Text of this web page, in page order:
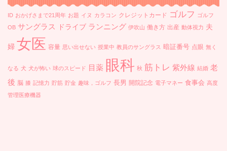
ID おかげさまで21周年 お題 イヌ カラコン クレジットカード ゴルフ ゴルフ
OB サングラス ドライブ ランニング 伊吹山 働き方 出産 動体視力 夫
婦 女医 容量 思い出せない 授業中 教員のサングラス 暗証番号 点眼 無く
なる 犬 犬が怖い 球のスピード 目薬 眼科 秋 筋トレ 紫外線 結婚 老
後 脳 膝 記憶力 貯筋 貯金 趣味，ゴルフ 長男 開院記念 電子マネー 食事会 高度
管理医療機器